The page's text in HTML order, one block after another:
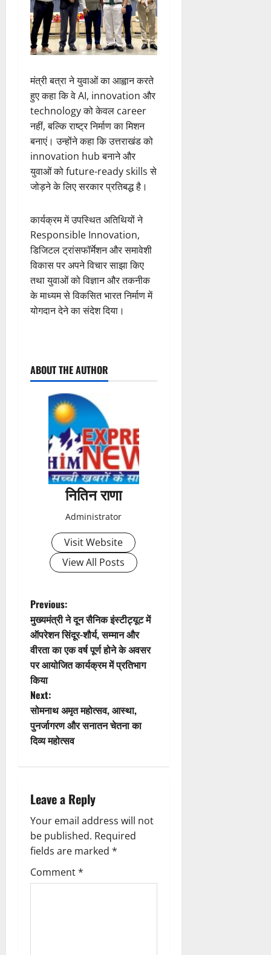
मंत्री बत्रा ने युवाओं का आह्वान करते
हुए कहा कि वे AI, innovation और
technology को केवल career
नहीं, बल्कि राष्ट्र निर्माण का मिशन
बनाएं। उन्होंने कहा कि उत्तराखंड को
innovation hub बनाने और
युवाओं को future-ready skills से
जोड़ने के लिए सरकार प्रतिबद्ध है।
कार्यक्रम में उपस्थित अतिथियों ने
Responsible Innovation,
डिजिटल ट्रांसफॉर्मेशन और समावेशी
विकास पर अपने विचार साझा किए
तथा युवाओं को विज्ञान और तकनीक
के माध्यम से विकसित भारत निर्माण में
योगदान देने का संदेश दिया।
o
t
i
o
n
ABOUT THE AUTHOR
नितिन राणा
Administrator
Visit Website
View All Posts
P
o
s
t
n
a
i
g
a
t
i
Previous:
मुख्यमंत्री ने दून सैनिक इंस्टीट्यूट में
ऑपरेशन सिंदूर-शौर्य, सम्मान और
वीरता का एक वर्ष पूर्ण होने के अवसर
पर आयोजित कार्यक्रम में प्रतिभाग
किया
Next:
सोमनाथ अमृत महोत्सव, आस्था,
पुनर्जागरण और सनातन चेतना का
दिव्य महोत्सव
Leave a Reply
Your email address will not
be published. Required
fields are marked *
Comment*